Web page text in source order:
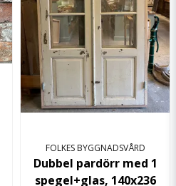
FOLKES BYGGNADSVÅRD
Dubbel pardörr med 1
spegel+glas, 140x236